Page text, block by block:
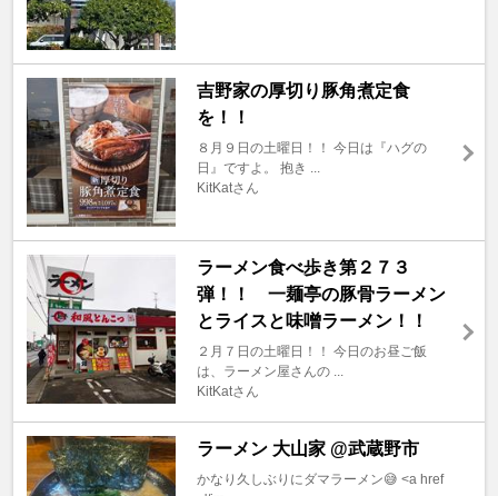
吉野家の厚切り豚角煮定食
を！！
８月９日の土曜日！！ 今日は『ハグの
日』ですよ。 抱き ...
KitKatさん
ラーメン食べ歩き第２７３
弾！！ 一麺亭の豚骨ラーメン
とライスと味噌ラーメン！！
２月７日の土曜日！！ 今日のお昼ご飯
は、ラーメン屋さんの ...
KitKatさん
ラーメン 大山家 @武蔵野市
かなり久しぶりにダマラーメン😅 <a href